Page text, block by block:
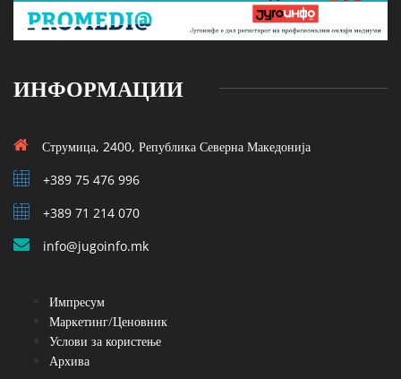
ИНФОРМАЦИИ
Струмица, 2400, Република Северна Македонија
+389 75 476 996
+389 71 214 070
info@jugoinfo.mk
Импресум
Маркетинг/Ценовник
Услови за користење
Архива